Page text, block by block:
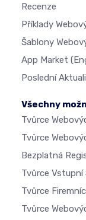
Recenze
Příklady
Šablony
App Market
Poslední
Všechny
Tvůrce
Tvůrce
Bezplatná
Tvůrce Vstupní
Tvůrce
Tvůrce